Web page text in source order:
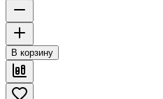
В корзину